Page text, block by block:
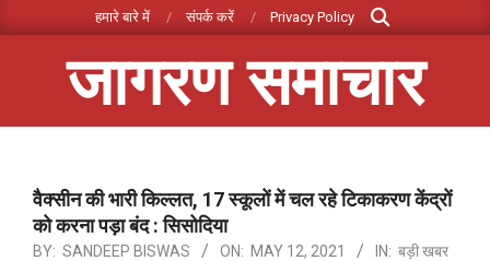
to
हमारे बारे में संपर्क करें Privacy Policy
Search
जागरण समाचार
Menuवैक्सीन की भारी किल्लत, 17 स्कूलों में चल रहे टिकाकरण केंद्रों
को करना पड़ा बंद : सिसोदिया
BY: SANDEEP BISWAS ON: MAY 12, 2021 IN: बड़ी खबर